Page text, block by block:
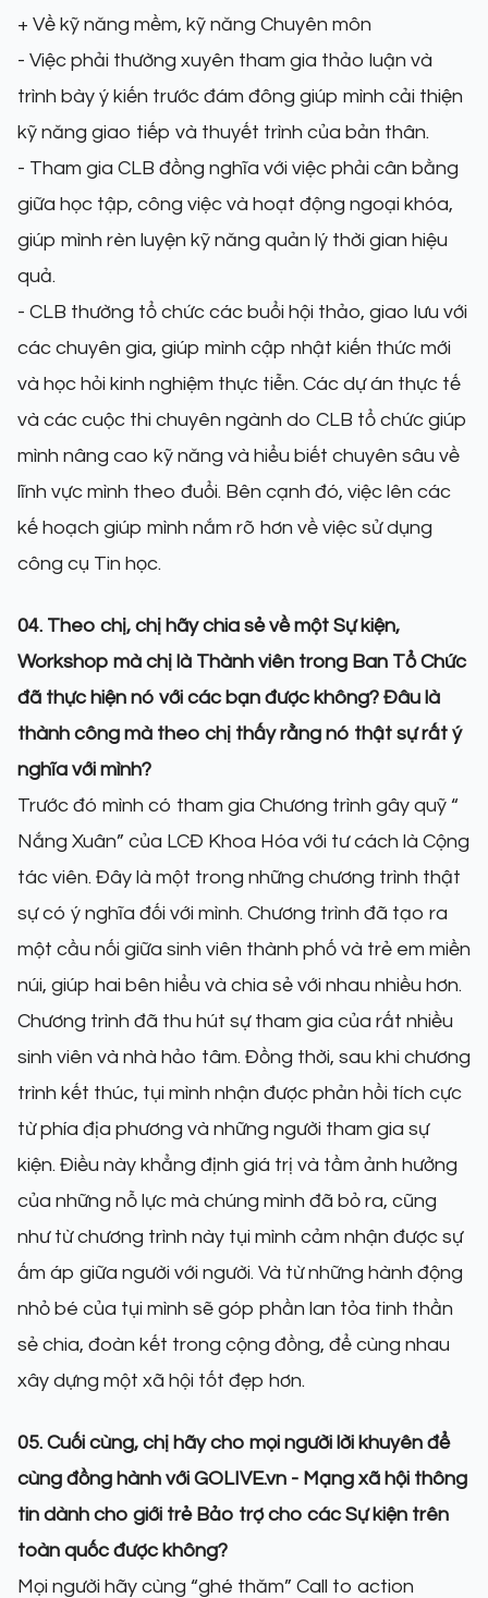
+ Về kỹ năng mềm, kỹ năng Chuyên môn
- Việc phải thường xuyên tham gia thảo luận và
trình bày ý kiến trước đám đông giúp mình cải thiện
kỹ năng giao tiếp và thuyết trình của bản thân.
- Tham gia CLB đồng nghĩa với việc phải cân bằng
giữa học tập, công việc và hoạt động ngoại khóa,
giúp mình rèn luyện kỹ năng quản lý thời gian hiệu
quả.
- CLB thường tổ chức các buổi hội thảo, giao lưu với
các chuyên gia, giúp mình cập nhật kiến thức mới
và học hỏi kinh nghiệm thực tiễn. Các dự án thực tế
và các cuộc thi chuyên ngành do CLB tổ chức giúp
mình nâng cao kỹ năng và hiểu biết chuyên sâu về
lĩnh vực mình theo đuổi. Bên cạnh đó, việc lên các
kế hoạch giúp mình nắm rõ hơn về việc sử dụng
công cụ Tin học.
04. Theo chị, chị hãy chia sẻ về một Sự kiện,
Workshop mà chị là Thành viên trong Ban Tổ Chức
đã thực hiện nó với các bạn được không? Đâu là
thành công mà theo chị thấy rằng nó thật sự rất ý
nghĩa với mình?
Trước đó mình có tham gia Chương trình gây quỹ “
Nắng Xuân” của LCĐ Khoa Hóa với tư cách là Cộng
tác viên. Đây là một trong những chương trình thật
sự có ý nghĩa đối với mình. Chương trình đã tạo ra
một cầu nối giữa sinh viên thành phố và trẻ em miền
núi, giúp hai bên hiểu và chia sẻ với nhau nhiều hơn.
Chương trình đã thu hút sự tham gia của rất nhiều
sinh viên và nhà hảo tâm. Đồng thời, sau khi chương
trình kết thúc, tụi mình nhận được phản hồi tích cực
từ phía địa phương và những người tham gia sự
kiện. Điều này khẳng định giá trị và tầm ảnh hưởng
của những nỗ lực mà chúng mình đã bỏ ra, cũng
như từ chương trình này tụi mình cảm nhận được sự
ấm áp giữa người với người. Và từ những hành động
nhỏ bé của tụi mình sẽ góp phần lan tỏa tinh thần
sẻ chia, đoàn kết trong cộng đồng, để cùng nhau
xây dựng một xã hội tốt đẹp hơn.
05. Cuối cùng, chị hãy cho mọi người lời khuyên để
cùng đồng hành với GOLIVE.vn - Mạng xã hội thông
tin dành cho giới trẻ Bảo trợ cho các Sự kiện trên
toàn quốc được không?
Mọi người hãy cùng “ghé thăm” Call to action